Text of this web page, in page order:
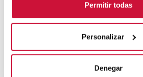
Permitir todas
Personalizar
Denegar
Euncet Business School y la